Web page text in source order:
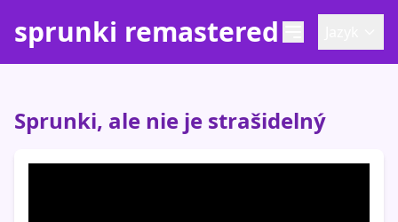
sprunki remastered
Sprunki, ale nie je strašidelný